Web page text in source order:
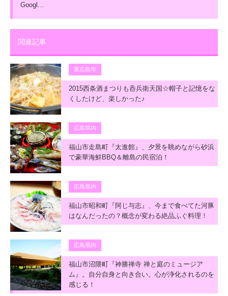
Googl…
関連記事
東広島市
2015西条酒まつりも呑兵衛天国☆帽子と記憶をな
くしたけど、楽しかった♪
広島県内
福山市走島町『太進館』、夕景を眺めながら砂浜
で豪華海鮮BBQ＆離島の民宿泊！
広島県内
福山市昭和町『阿じ与志』、今まで食べてた河豚
はなんだったの？概念が変わる絶品ふぐ料理！
広島県内
福山市沼隈町『神勝禅寺 禅と庭のミュージア
ム』。自分自身と向き合い。心が浄化されるのを
感じる！